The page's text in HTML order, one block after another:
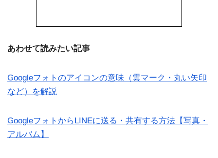
あわせて読みたい記事
Googleフォトのアイコンの意味（雲マーク・丸い矢印
など）を解説
GoogleフォトからLINEに送る・共有する方法【写真・
アルバム】